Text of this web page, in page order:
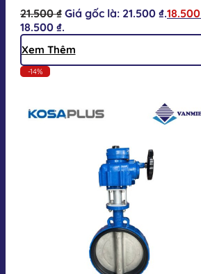
21.500₫ Giá gốc là: 21.500 ₫.18.500
18.500 ₫.
Xem Thêm
-14%